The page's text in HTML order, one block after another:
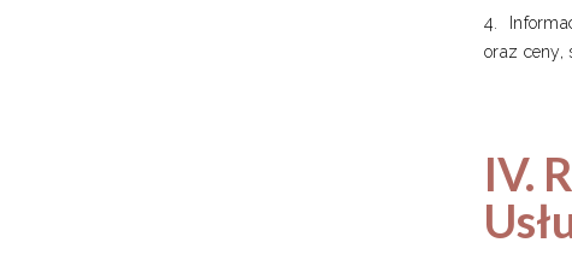
oraz ceny,
IV.